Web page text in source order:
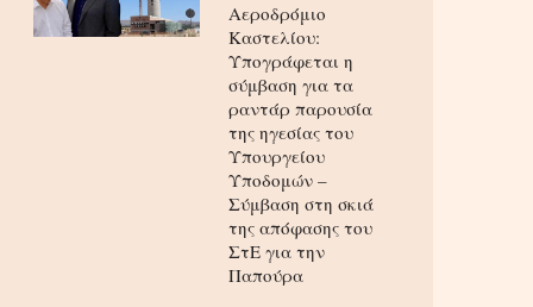
Αεροδρόμιο
Καστελίου:
Υπογράφεται η
σύμβαση για τα
ραντάρ παρουσία
της ηγεσίας του
Υπουργείου
Υποδομών –
Σύμβαση στη σκιά
της απόφασης του
ΣτΕ για την
Παπούρα